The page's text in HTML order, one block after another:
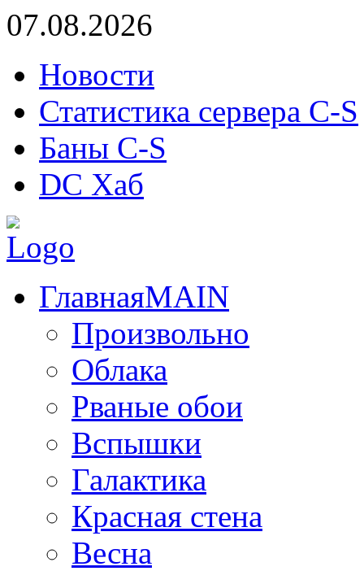
07.08.2026
Новости
Статистика сервера C-S
Баны C-S
DC Хаб
ГлавнаяMAIN
Произвольно
Облака
Рваные обои
Вспышки
Галактика
Красная стена
Весна